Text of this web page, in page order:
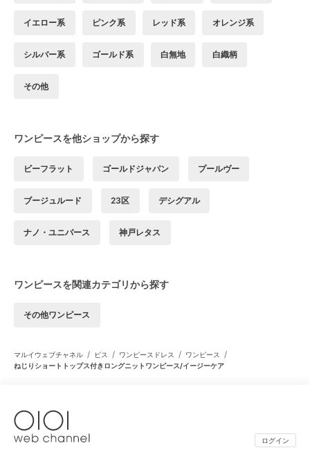
イエロー系 ピンク系 レッド系 オレンジ系
シルバー系 ゴールド系 白無地 白織柄
その他
ワンピースを他ショップから探す
ビーフラット ゴールドジャパン プールヴー
ブージュルード 23区 デシグアル
ナノ・ユニバース 神戸レタス
ワンピースを関連カテゴリから探す
その他ワンピース
マルイウェブチャネル / ビス / ワンピースドレス / ワンピース /
ねじりショートトップス付きロングニットワンピース/イージーケア
ログイン